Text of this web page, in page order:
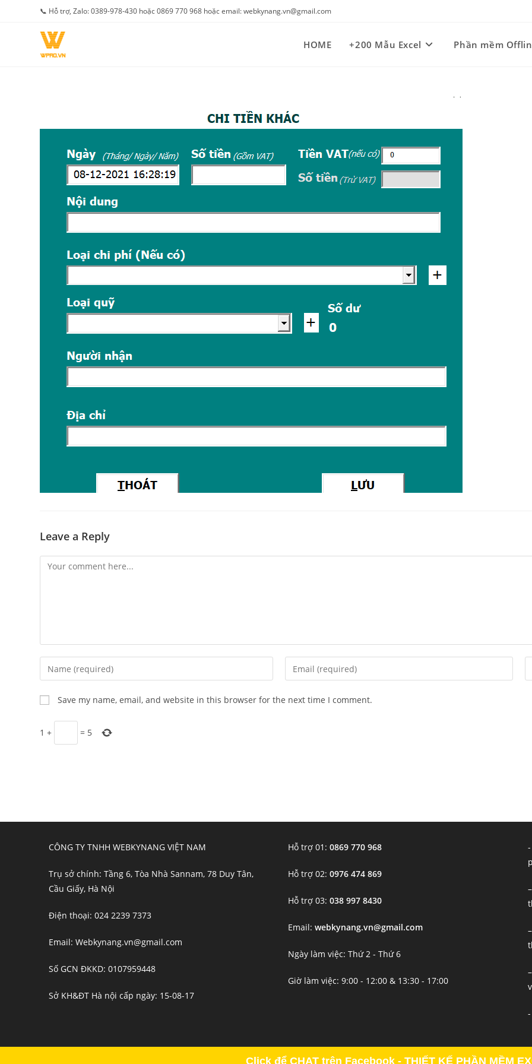
📞 Hỗ trợ, Zalo: 0389-978-430 hoặc 0869 770 968 hoặc email: webkynang.vn@gmail.com
HOME +200 Mẫu Excel Phần mềm
Leave a Reply
Comment
Enter
your
name
or
username
to
Enter
your
Save my name, email, and website in this browser for the next time I comment.
1 + = 5
CÔNG TY TNHH WEBKYNANG VIỆT NAM
Trụ sở chính: Tầng 6, Tòa Nhà Sannam, 78 Duy Tân,
Cầu Giấy, Hà Nội
Điện thoại: 024 2239 7373
Email: Webkynang.vn@gmail.com
Số GCN ĐKKD: 0107959448
Sở KH&ĐT Hà nội cấp ngày: 15-08-17
Hỗ trợ 01:0869 770 968
Hỗ trợ 02:0976 474 869
Hỗ trợ 03:038 997 8430
Email:webkynang.vn@gmail.com
Ngày làm việc: Thứ 2 - Thứ 6
Giờ làm việc: 9:00 - 12:00 & 13:30 - 17:00
Click để CHAT trên Facebook - THIẾT KẾ PHẦN MỀM